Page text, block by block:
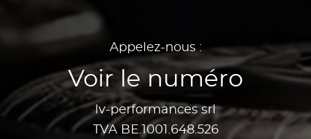
Appelez-nous :
Voir le numéro
lv-performances srl
TVA BE.1001.648.526